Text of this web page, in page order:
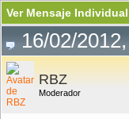
Ver Mensaje Individual
16/02/
RBZ
Moderador